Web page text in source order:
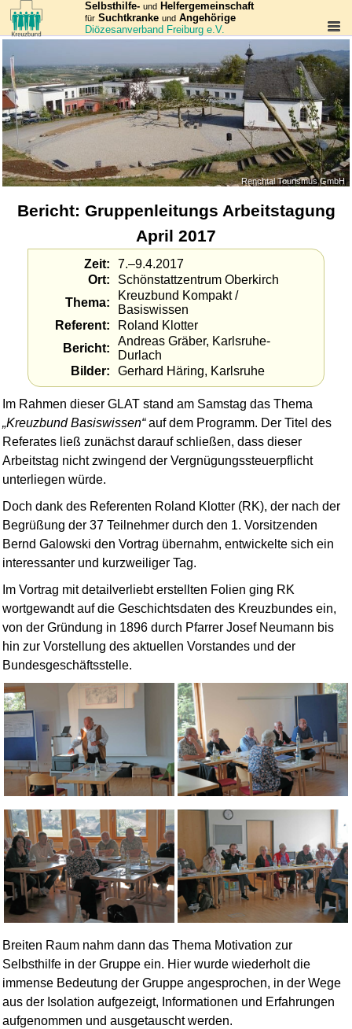
Selbsthilfe- und Helfergemeinschaft
für Suchtkranke und Angehörige
Diözesanverband Freiburg e.V.
Renchtal Tourismus GmbH
Bericht: Gruppenleitungs Arbeitstagung
April 2017
Zeit
7.–9.4.2017
Ort
Schön­statt­zentrum Oberkirch
Thema
Kreuzbund Kompakt /
Basiswissen
Referent
Roland Klotter
Bericht
Andreas Gräber, Karlsruhe-
Durlach
Bilder
Gerhard Häring, Karlsruhe
Im Rahmen dieser GLAT stand am Samstag das Thema
Kreuzbund Basiswissen auf dem Programm. Der Titel des
Referates ließ zunächst darauf schließen, dass dieser
Arbeitstag nicht zwingend der Vergnügungssteuerpflicht
unterliegen würde.
Doch dank des Referenten Roland Klotter (RK), der nach der
Begrüßung der 37 Teil­nehmer durch den 1. Vorsitzenden
Bernd Galowski den Vortrag übernahm, entwickelte sich ein
interessanter und kurzweiliger Tag.
Im Vortrag mit detailverliebt erstellten Folien ging RK
wortgewandt auf die Geschichts­daten des Kreuzbundes ein,
von der Gründung in 1896 durch Pfarrer Josef Neumann bis
hin zur Vorstellung des aktuellen Vorstandes und der
Bundesgeschäftsstelle.
Breiten Raum nahm dann das Thema Motivation zur
Selbsthilfe in der Gruppe ein. Hier wurde wiederholt die
immense Bedeutung der Gruppe angesprochen, in der Wege
aus der Isolation aufgezeigt, Infor­mationen und Erfahrungen
aufgenommen und ausgetauscht werden.